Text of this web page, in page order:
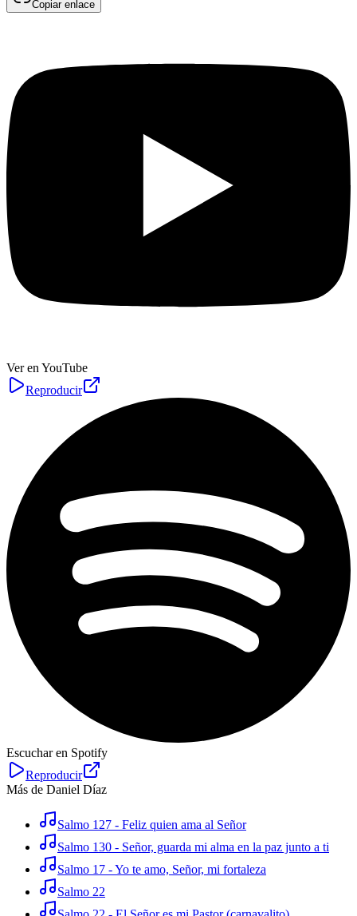
Copiar enlace
Ver en YouTube
Reproducir
Escuchar en Spotify
Reproducir
Más de Daniel Díaz
Salmo 127 - Feliz quien ama al Señor
Salmo 130 - Señor, guarda mi alma en la paz junto a ti
Salmo 17 - Yo te amo, Señor, mi fortaleza
Salmo 22